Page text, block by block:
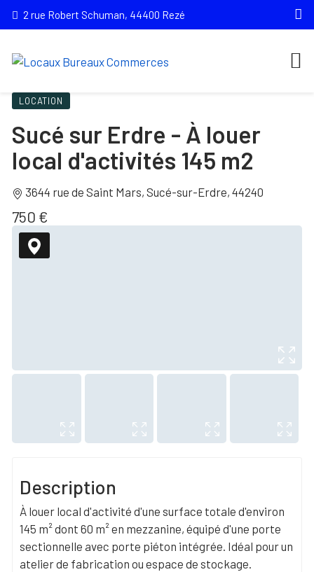
2 rue Robert Schuman, 44400 Rezé
LOCATION
Sucé sur Erdre - À louer
local d'activités 145 m2
3644 rue de Saint Mars, Sucé-sur-Erdre, 44240
750 €
Description
À louer local d'activité d'une surface totale d'environ
145 m² dont 60 m² en mezzanine, équipé d'une porte
sectionnelle avec porte piéton intégrée. Idéal pour un
atelier de fabrication ou espace de stockage.